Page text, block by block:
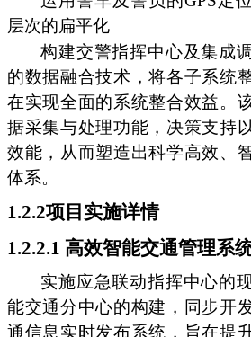
层次的扁平化
构建交警指挥中心及集成
的数据融合技术，将各子系统
在实现全面的系统整合效益。
据采集与处理功能，决策支持
效能，从而塑造出科学高效、
体系。
1.2.2项目实施详情
1.2.2.1 高效智能交通管理系
实施应急联动指挥中心的
能交通分中心的构建，同步开
通信息实时发布系统，旨在提